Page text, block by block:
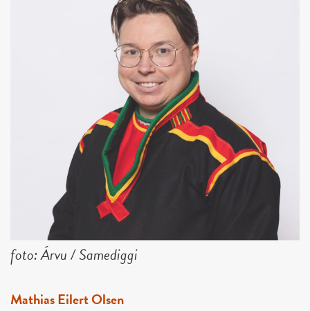
foto: Árvu / Samediggi
Mathias Eilert Olsen